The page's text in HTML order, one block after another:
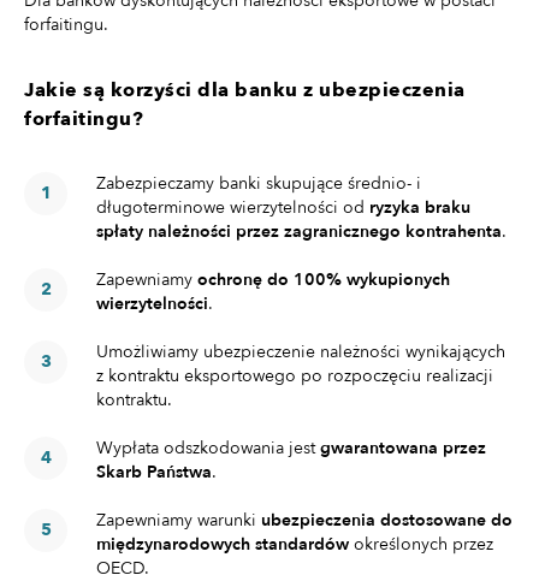
forfaitingu.
Jakie są korzyści dla banku z ubezpieczenia
forfaitingu?
Zabezpieczamy banki skupujące średnio- i
długoterminowe wierzytelności od ryzyka braku
spłaty należności przez zagranicznego kontrahenta.
Zapewniamy ochronę do 100% wykupionych
wierzytelności.
Umożliwiamy ubezpieczenie należności wynikających
z kontraktu eksportowego po rozpoczęciu realizacji
kontraktu.
Wypłata odszkodowania jestgwarantowana przez
Skarb Państwa.
Zapewniamy warunki ubezpieczenia dostosowane do
międzynarodowych standardów określonych przez
OECD.